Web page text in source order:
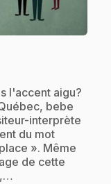
l'accent aigu?
bebe
interprète
du mot
». Même
de cette